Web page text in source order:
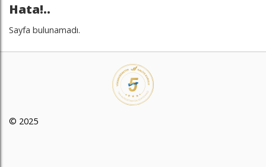
Hata!..
Sayfa bulunamadı.
© 2025